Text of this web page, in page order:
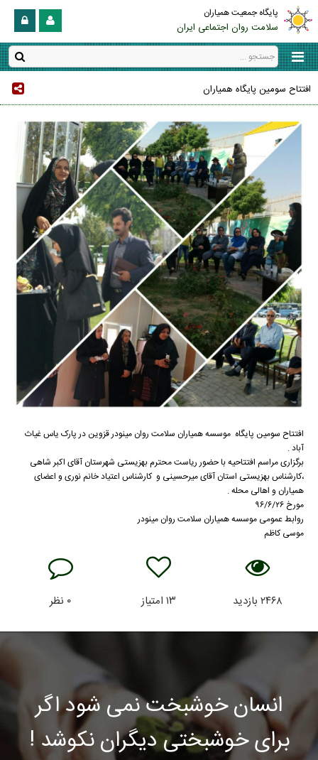
پایگاه جمعیت همیاران
سلامت روان اجتماعی ایران
افتتاح سومین پایگاه همیاران
افتتاح سومین پایگاه موسسه همیاران سلامت روان مینودر قزوین در پارک یاس غیاث
آباد .
برگزاری مراسم افتتاحیه با حضور ریاست محترم بهزیستی شهرستان آقای اکبر شاهی
،کارشناس بهزیستی استان آقای میرحسینی و کارشناس اعتیاد خانم نوری و اعضای
همیاران و اهالی محله .
مورخ ۹۶/۶/۲۶
روابط عمومی موسسه همیاران سلامت روان مینودر
موسی کاظم
۲۴۶۸ بازدید ۱۳امتیاز ۰ نظر
انسان خوشبخت نمی شود اگر
برای خوشبختی دیگران نکوشد !